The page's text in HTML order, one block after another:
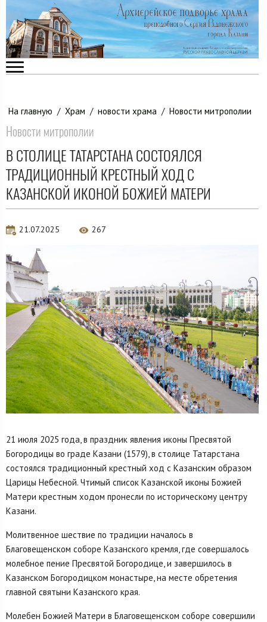
На главную / Храм / новости храма / Новости митрополии
Новости митрополии
В СТОЛИЦЕ ТАТАРСТАНА СОСТОЯЛСЯ
ТРАДИЦИОННЫЙ КРЕСТНЫЙ ХОД С
КАЗАНСКОЙ ИКОНОЙ БОЖИЕЙ МАТЕРИ
21.07.2025 267
21 июля 2025 года, в праздник явления иконы Пресвятой
Богородицы во граде Казани (1579), в столице Татарстана
состоялся традиционный крестный ход с Казанским образом
Царицы Небесной. Чтимый список Казанской иконы Божией
Матери крестным ходом пронесли по историческому центру
Казани.
Молитвенное шествие по традиции началось в
Благовещенском соборе Казанского кремля, где совершалось
молебное пение Пресвятой Богородице, и завершилось в
Казанском Богородицком монастыре, на месте обретения
главной святыни Казанского края.
Молебен Божией Матери в Благовещенском соборе совершили